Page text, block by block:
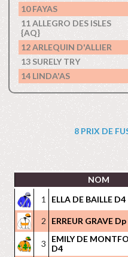
10 FAYAS
11 ALLEGRO DES ISLES
{AQ}
12 ARLEQUIN D'ALLIER
13 SURELY TRY
14 LINDA'AS
8 PRIX DE
NOM
1
ELLA DE BAILLE D4
2 ERREUR GRAVE Dp
3
EMILY DE
D4